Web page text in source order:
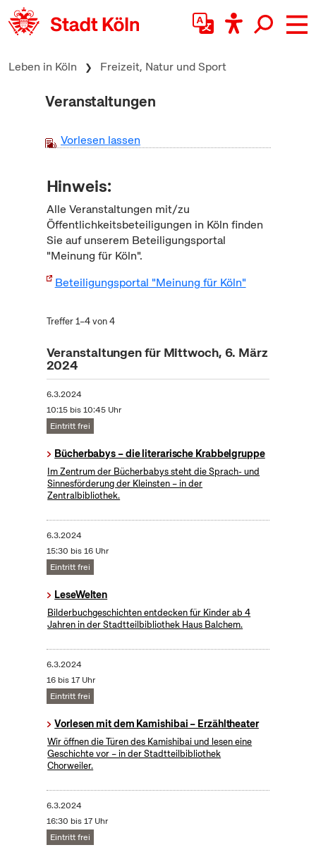
zum Inhalt springen
Leben in Köln Freizeit, Natur und Sport
Veranstaltungen
Vorlesen lassen
Hinweis:
Alle Veranstaltungen mit/zu
Öffentlichkeitsbeteiligungen in Köln finden
Sie auf unserem Beteiligungsportal
"Meinung für Köln".
Beteiligungsportal "Meinung für Köln"
Treffer 1–4 von 4
Veranstaltungen für Mittwoch, 6. März
2024
6.3.2024
10:15 bis 10:45 Uhr
Eintritt frei
Bücherbabys – die literarische Krabbelgruppe
Im Zentrum der Bücherbabys steht die Sprach- und
Sinnesförderung der Kleinsten – in der
Zentralbibliothek.
6.3.2024
15:30 bis 16 Uhr
Eintritt frei
LeseWelten
Bilderbuchgeschichten entdecken für Kinder ab 4
Jahren in der Stadtteilbibliothek Haus Balchem.
6.3.2024
16 bis 17 Uhr
Eintritt frei
Vorlesen mit dem Kamishibai – Erzähltheater
Wir öffnen die Türen des Kamishibai und lesen eine
Geschichte vor – in der Stadtteilbibliothek
Chorweiler.
6.3.2024
16:30 bis 17 Uhr
Eintritt frei